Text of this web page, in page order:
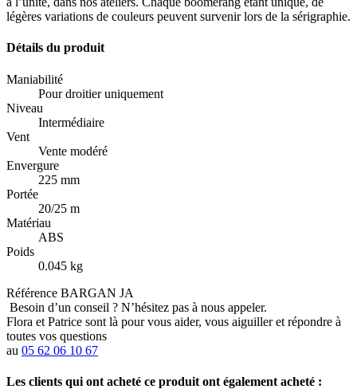
légères variations de couleurs peuvent survenir lors de la sérigraphie.
Détails du produit
Maniabilité
Pour droitier uniquement
Niveau
Intermédiaire
Vent
Vente modéré
Envergure
225 mm
Portée
20/25 m
Matériau
ABS
Poids
0.045 kg
Référence BARGAN JA
Besoin d’un conseil ? N’hésitez pas à nous appeler.
Flora et Patrice sont là pour vous aider, vous aiguiller et répondre à
toutes vos questions
au 05 62 06 10 67
Les clients qui ont acheté ce produit ont également acheté :